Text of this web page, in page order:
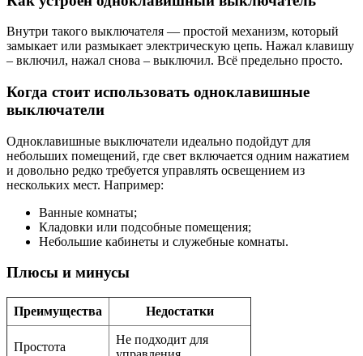
Внутри такого выключателя — простой механизм, который
замыкает или размыкает электрическую цепь. Нажал клавишу
– включил, нажал снова – выключил. Всё предельно просто.
Когда стоит использовать одноклавишные
выключатели
Одноклавишные выключатели идеально подойдут для
небольших помещений, где свет включается одним нажатием
и довольно редко требуется управлять освещением из
нескольких мест. Например:
Ванные комнаты;
Кладовки или подсобные помещения;
Небольшие кабинеты и служебные комнаты.
Плюсы и минусы
Преимущества Недостатки
Простота
Не подходит для